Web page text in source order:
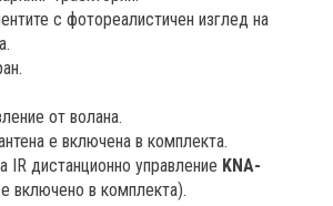
с фотореалистичен изглед на
от волана.
е включена в комплекта.
IR дистанционно управление KNA-
включено в комплекта).